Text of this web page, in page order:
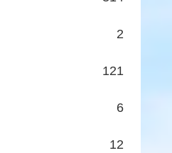
2
121
6
12